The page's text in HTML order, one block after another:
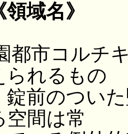
領域名》
都市コルチ
られるもの
錠前のつい
空間は常